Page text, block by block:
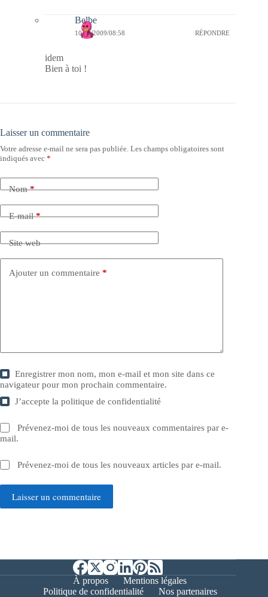
Belbe
10/11/2009/08:58 RÉPONDRE
idem
Bien à toi !
Laisser un commentaire
Votre adresse e-mail ne sera pas publiée. Les champs obligatoires sont
indiqués avec *
Nom*
E-mail*
Site web
Ajouter un commentaire *
Enregistrer mon nom, mon e-mail et mon site dans ce
navigateur pour mon prochain commentaire.
J’accepte lapolitique de confidentialité
Prévenez-moi de tous les nouveaux commentaires par e-
mail.
Prévenez-moi de tous les nouveaux articles par e-mail.
Laisser un commentaire
À propos
Mentions légales
Politique de confidentialité
Nos partenaires